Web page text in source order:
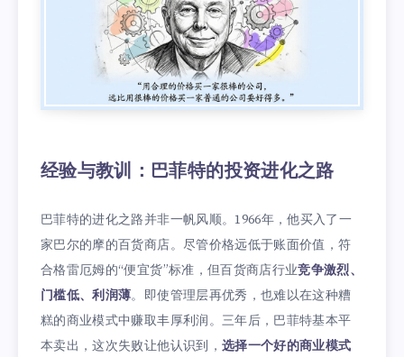
经验与教训：巴菲特的投资进化之路
巴菲特的进化之路并非一帆风顺。1966年，他买入了一
家巴尔的摩的百货商店。尽管价格远低于账面价值，符
合格雷厄姆的“便宜货”标准，但百货商店行业竞争激烈、
门槛低、利润薄。即使管理层再优秀，也难以在这种糟
糕的商业模式中赚取丰厚利润。三年后，巴菲特基本平
本卖出，这次失败让他认识到， 选择一个好的商业模式